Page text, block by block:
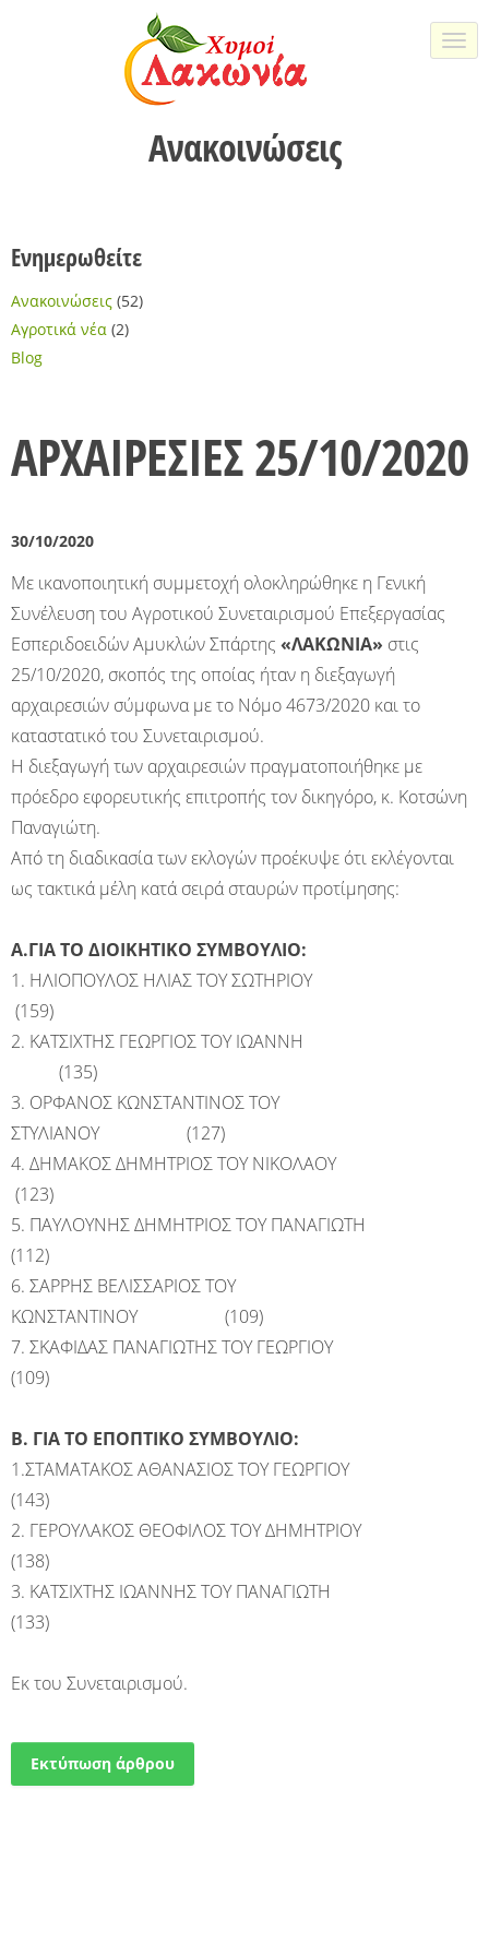
Ανακοινώσεις
Ενημερωθείτε
Ανακοινώσεις (52)
Αγροτικά νέα (2)
Blog
ΑΡΧΑΙΡΕΣΙΕΣ 25/10/2020
30/10/2020
Με ικανοποιητική συμμετοχή ολοκληρώθηκε η Γενική
Συνέλευση του Αγροτικού Συνεταιρισμού Επεξεργασίας
Εσπεριδοειδών Αμυκλών Σπάρτης «ΛΑΚΩΝΙΑ» στις
25/10/2020, σκοπός της οποίας ήταν η διεξαγωγή
αρχαιρεσιών σύμφωνα με το Νόμο 4673/2020 και το
καταστατικό του Συνεταιρισμού.
Η διεξαγωγή των αρχαιρεσιών πραγματοποιήθηκε με
πρόεδρο εφορευτικής επιτροπής τον δικηγόρο, κ. Κοτσώνη
Παναγιώτη.
Από τη διαδικασία των εκλογών προέκυψε ότι εκλέγονται
ως τακτικά μέλη κατά σειρά σταυρών προτίμησης:
Α.ΓΙΑ ΤΟ ΔΙΟΙΚΗΤΙΚΟ ΣΥΜΒΟΥΛΙΟ:
1. ΗΛΙΟΠΟΥΛΟΣ ΗΛΙΑΣ ΤΟΥ ΣΩΤΗΡΙΟΥ
(159)
2. ΚΑΤΣΙΧΤΗΣ ΓΕΩΡΓΙΟΣ ΤΟΥ ΙΩΑΝΝΗ
(135)
3. ΟΡΦΑΝΟΣ ΚΩΝΣΤΑΝΤΙΝΟΣ ΤΟΥ
ΣΤΥΛΙΑΝΟΥ (127)
4. ΔΗΜΑΚΟΣ ΔΗΜΗΤΡΙΟΣ ΤΟΥ ΝΙΚΟΛΑΟΥ
(123)
5. ΠΑΥΛΟΥΝΗΣ ΔΗΜΗΤΡΙΟΣ ΤΟΥ ΠΑΝΑΓΙΩΤΗ
(112)
6. ΣΑΡΡΗΣ ΒΕΛΙΣΣΑΡΙΟΣ ΤΟΥ
ΚΩΝΣΤΑΝΤΙΝΟΥ (109)
7. ΣΚΑΦΙΔΑΣ ΠΑΝΑΓΙΩΤΗΣ ΤΟΥ ΓΕΩΡΓΙΟΥ
(109)
Β. ΓΙΑ ΤΟ ΕΠΟΠΤΙΚΟ ΣΥΜΒΟΥΛΙΟ:
1.ΣΤΑΜΑΤΑΚΟΣ ΑΘΑΝΑΣΙΟΣ ΤΟΥ ΓΕΩΡΓΙΟΥ
(143)
2. ΓΕΡΟΥΛΑΚΟΣ ΘΕΟΦΙΛΟΣ ΤΟΥ ΔΗΜΗΤΡΙΟΥ
(138)
3. ΚΑΤΣΙΧΤΗΣ ΙΩΑΝΝΗΣ ΤΟΥ ΠΑΝΑΓΙΩΤΗ
(133)
Εκ του Συνεταιρισμού.
Εκτύπωση άρθρου